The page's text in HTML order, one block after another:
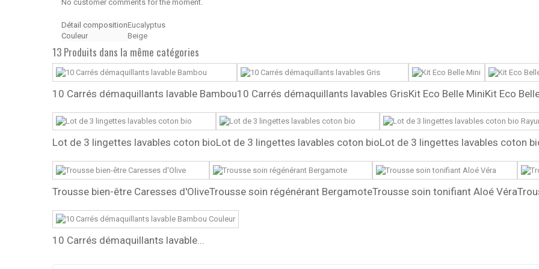
No customer comments for the moment.
Détail compositionEucalyptus
Couleur
Beige
13 Produits dans la même catégories
10 Carrés démaquillants lavable Bambou10 Carrés démaquillants lavables GrisKit Eco Belle MiniKit Eco
Lot de 3 lingettes lavables coton bioLot de 3 lingettes lavables coton bioLot de 3 lingettes lavables coton
Trousse bien-être Caresses d'OliveTrousse soin régénérant BergamoteTrousse soin tonifiant Aloé Véra
10 Carrés démaquillants lavable...